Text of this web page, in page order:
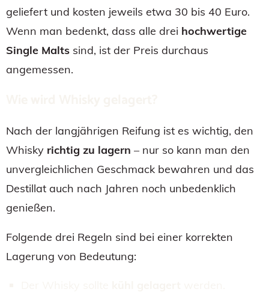
geliefert und kosten jeweils etwa 30 bis 40 Euro.
Wenn man bedenkt, dass alle drei hochwertige
Single Malts sind, ist der Preis durchaus
angemessen.
Nach der langjährigen Reifung ist es wichtig, den
Whisky richtig zu lagern – nur so kann man den
unvergleichlichen Geschmack bewahren und das
Destillat auch nach Jahren noch unbedenklich
genießen.
Folgende drei Regeln sind bei einer korrekten
Lagerung von Bedeutung: